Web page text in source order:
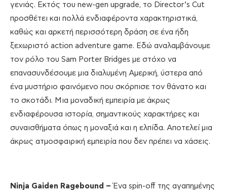
γενιάς. Εκτός του new-gen upgrade, το Director’s Cut
προσθέτει και πολλά ενδιαφέροντα χαρακτηριστικά,
καθώς και αρκετή περισσότερη δράση σε ένα ήδη
ξεχωριστό action adventure game. Εδώ αναλαμβάνουμε
τον ρόλο του Sam Porter Bridges με στόχο να
επανασυνδέσουμε μια διαλυμένη Αμερική, ύστερα από
ένα μυστήριο φαινόμενο που σκόρπισε τον θάνατο και
το σκοτάδι. Μια μοναδική εμπειρία με άκρως
ενδιαφέρουσα ιστορία, σημαντικούς χαρακτήρες και
συναισθήματα όπως η μοναξιά και η ελπίδα. Αποτελεί μια
άκρως ατμοσφαιρική εμπειρία που δεν πρέπει να χάσεις.
Ninja Gaiden Ragebound – Ένα spin-off της αγαπημένης